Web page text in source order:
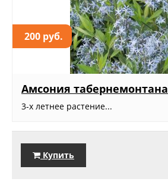
200 руб.
Амсония табернемонтана
3-х летнее растение...
Купить